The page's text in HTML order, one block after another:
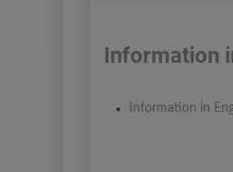
Information
Information in